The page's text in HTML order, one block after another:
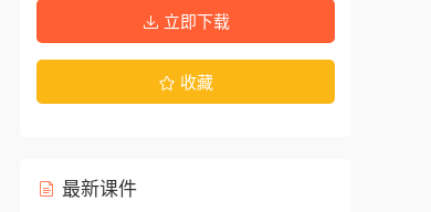
立即下载
收藏
最新课件